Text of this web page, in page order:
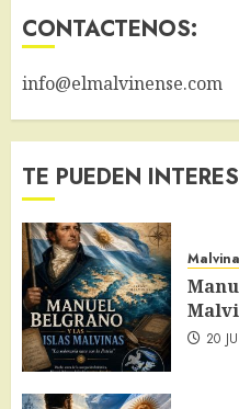
CONTACTENOS:
info@elmalvinense.com
TE PUEDEN
20